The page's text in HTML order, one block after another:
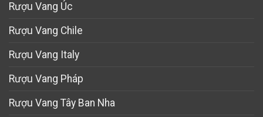
Rượu Vang Úc
Rượu Vang Chile
Rượu Vang Italy
Rượu Vang Pháp
Rượu Vang Tây Ban Nha